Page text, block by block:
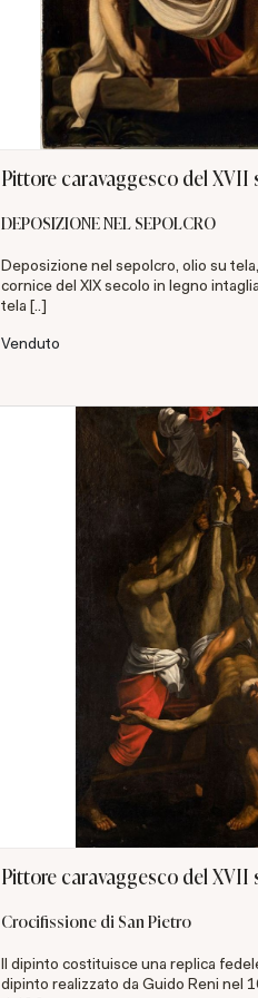
Pittore caravaggesco del XVII
DEPOSIZIONE NEL SEPOLCRO
Deposizione nel sepolcro, olio su
cornice del XIX secolo in legno
tela [..]
Venduto
Pittore caravaggesco del XVII
Crocifissione di San Pietro
Il dipinto costituisce una replica
dipinto realizzato da Guido Reni nel